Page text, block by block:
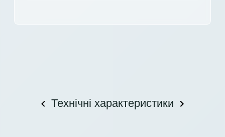
Технічні характеристики